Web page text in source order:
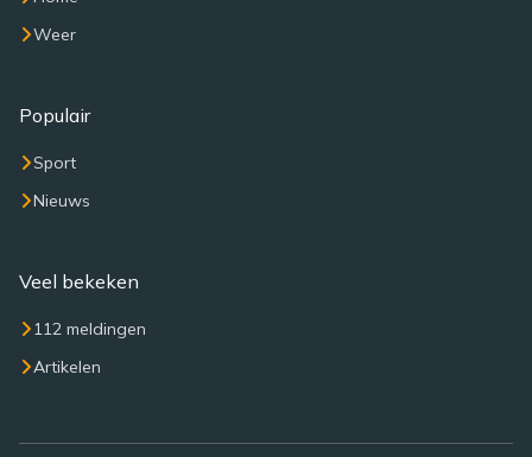
Weer
Populair
Sport
Nieuws
Veel bekeken
112 meldingen
Artikelen